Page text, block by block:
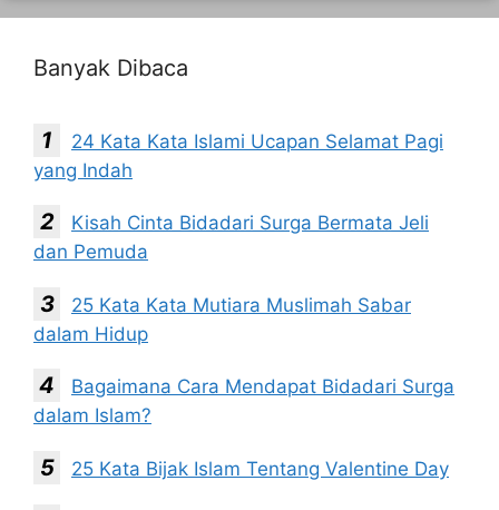
Banyak Dibaca
24 Kata Kata Islami Ucapan Selamat Pagi
yang Indah
Kisah Cinta Bidadari Surga Bermata Jeli
dan Pemuda
25 Kata Kata Mutiara Muslimah Sabar
dalam Hidup
Bagaimana Cara Mendapat Bidadari Surga
dalam Islam?
25 Kata Bijak Islam Tentang Valentine Day